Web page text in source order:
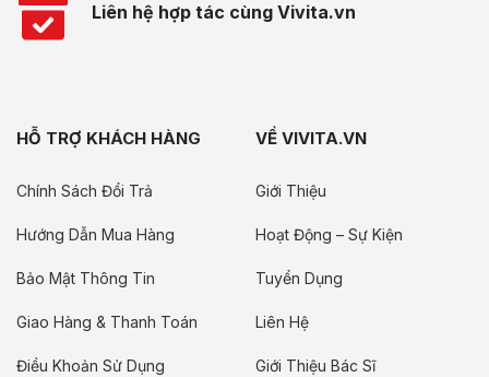
Liên hệ hợp tác cùng Vivita.vn
HỖ TRỢ KHÁCH HÀNG
Chính Sách Đổi Trả
Hướng Dẫn Mua Hàng
Bảo Mật Thông Tin
Giao Hàng & Thanh Toán
Điều Khoản Sử Dụng
VỀ VIVITA.VN
Giới Thiệu
Hoạt Động – Sự Kiện
Tuyển Dụng
Liên Hệ
Giới Thiệu Bác Sĩ